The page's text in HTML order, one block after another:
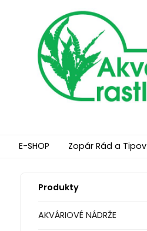
E-SHOP Zopár Rád a Tipov
Produkty
AKVÁRIOVÉ NÁDRŽE